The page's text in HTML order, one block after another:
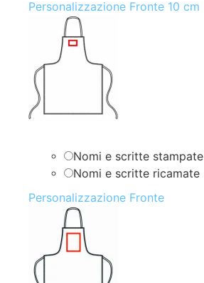
Personalizzazione Fronte 10 cm
Nomi e scritte stampate
Nomi e scritte ricamate
Personalizzazione Fronte